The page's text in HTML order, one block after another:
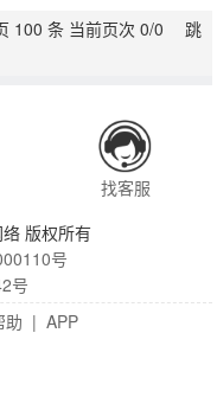
100 条 当前页次 0/0 跳
找客服
版权所有
号
号
助 | APP